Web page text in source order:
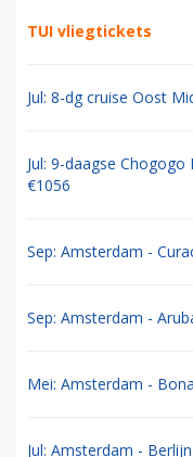
TUI vliegtickets
Jul: 8-dg cruise Oost
Jul: 9-daagse
€1056
Sep: Amsterdam -
Sep: Amsterdam -
Mei: Amsterdam -
Jul: Amsterdam -